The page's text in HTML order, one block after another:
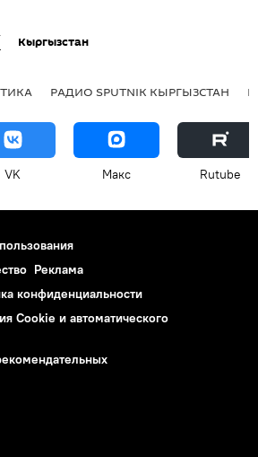
Кыргызстан
РАДИО SPUTNIK КЫРГЫЗСТАН
VK Макс Rutube
Реклама
конфиденциальности
Cookie и автоматического